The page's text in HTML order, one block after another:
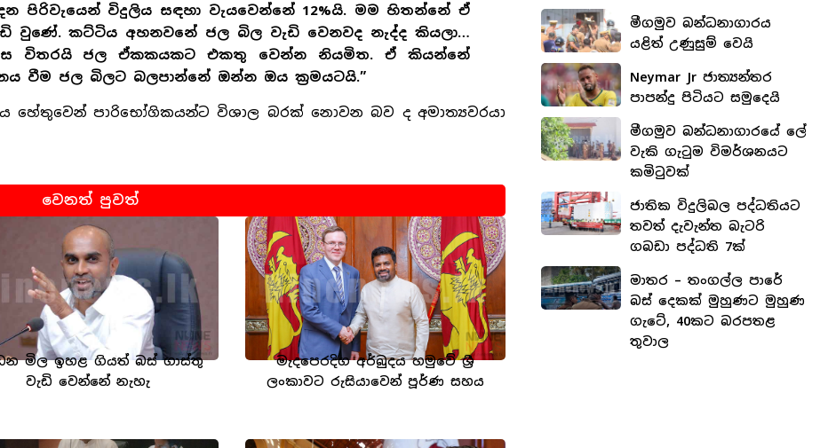
පිරිවැයෙන් විදුලිය සඳහා වැයවෙන්නේ 12%යි. මම හිතන්නේ ඒ
වුණේ. කට්ටිය අහනවනේ ජල බිල වැඩි වෙනවද නැද්ද කියලා…
විතරයි ජල ඒකකයකට එකතු වෙන්න නියමිත. ඒ කියන්නේ
වීම ජල බිලට බලපාන්නේ ඔන්න ඔය ක්‍රමයටයි.”
පාරිභෝගිකයන්ට විශාල බරක් නොවන බව ද අමාත්‍යවරයා
වෙනත් පුවත්
මිල ඉහළ ගියත් බස් ගාස්තු
වැඩි වෙන්නේ නැහැ
මැදපෙරදිග අර්බුදය හමුවේ ශ්‍රී
ලංකාවට රුසියාවෙන් පූර්ණ සහය
මීගමුව බන්ධනාගාරය
යළිත් උණුසුම් වෙයි
Neymar Jr ජාත්‍යන්තර
පාපන්දු පිටියට සමුදෙයි
මීගමුව බන්ධනාගාරයේ ලේ
වැකි ගැටුම විමර්ශනයට
කමිටුවක්
ජාතික විදුලිබල පද්ධතියට
තවත් දැවැන්ත බැටරි
ගබඩා පද්ධති 7ක්
මාතර – තංගල්ල පාරේ
බස් දෙකක් මුහුණට මුහුණ
ගැටේ, 40කට බරපතළ
තුවාල